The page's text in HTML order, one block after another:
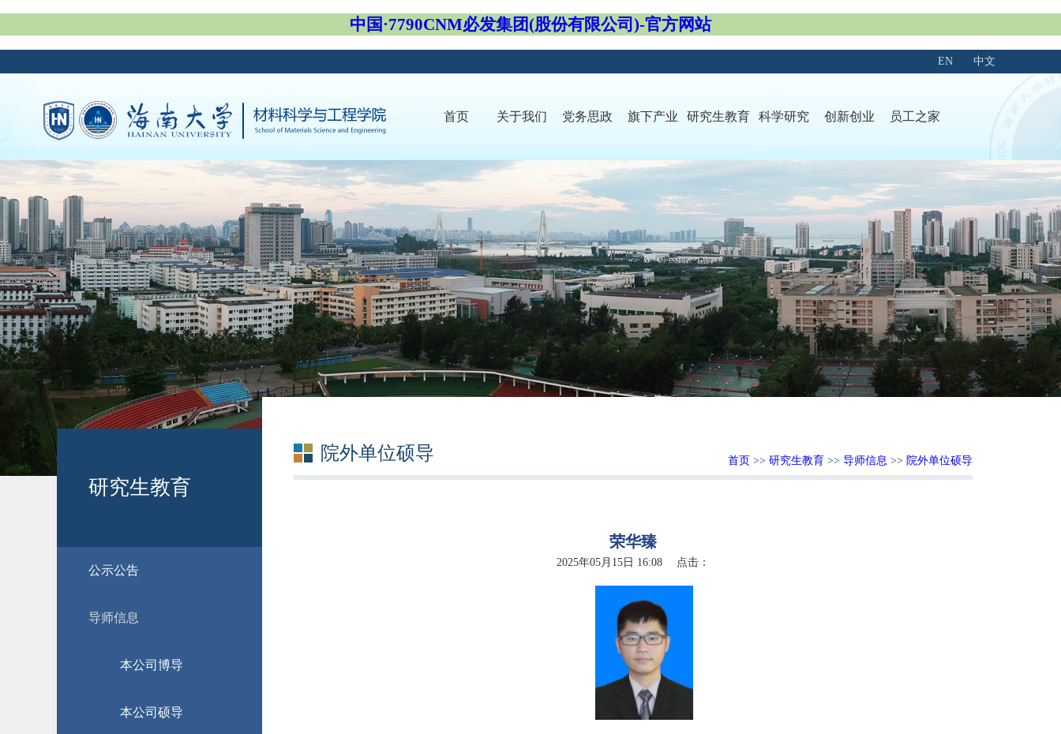
中国·7790CNM必发集团(股份有限公司)-官方网站
中文
EN
首页 关于我们 党务思政 旗下产业 研究生教育 科学研究 创新创业 员工之家
研究生教育
公示公告
导师信息
本公司博导
本公司硕导
院外单位硕导 首页 >> 研究生教育 >> 导师信息 >> 院外单位硕导
荣华臻
2025年05月15日 16:08 点击：